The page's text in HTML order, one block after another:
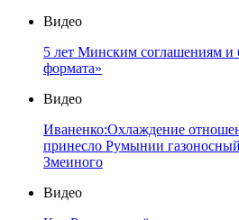
Видео
5 лет Минским соглашениям и
формата»
Видео
Иваненко:Охлаждение
принесло Румынии
Змеиного
Видео